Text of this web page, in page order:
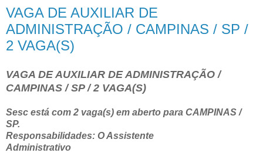
VAGA DE AUXILIAR DE
ADMINISTRAÇÃO / CAMPINAS / SP /
2 VAGA(S)
VAGA DE AUXILIAR DE ADMINISTRAÇÃO /
CAMPINAS / SP / 2 VAGA(S)
Sesc está com 2 vaga(s) em aberto para CAMPINAS /
SP.
Responsabilidades: O Assistente
Administrativo